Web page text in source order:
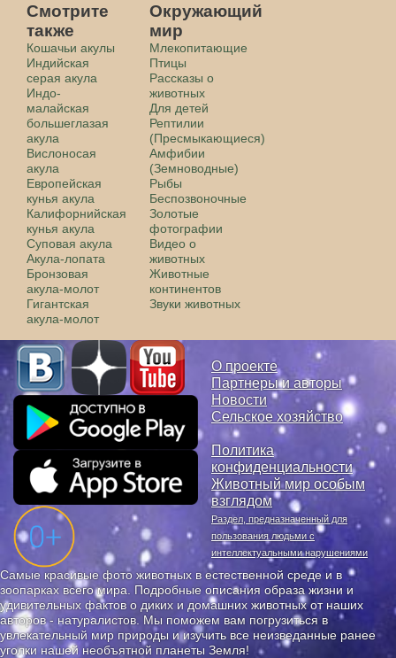
Смотрите
также
Кошачьи акулы
Индийская
серая акула
Индо-
малайская
большеглазая
акула
Вислоносая
акула
Европейская
кунья акула
Калифорнийская
кунья акула
Суповая акула
Акула-лопата
Бронзовая
акула-молот
Гигантская
акула-молот
Окружающий
мир
Млекопитающие
Птицы
Рассказы о
животных
Для детей
Рептилии
(Пресмыкающиеся)
Амфибии
(Земноводные)
Рыбы
Беспозвоночные
Золотые
фотографии
Видео о
животных
Животные
континентов
Звуки животных
О проекте
Партнеры и авторы
Новости
Сельское хозяйство
Политика
конфиденциальности
Животный мир особым
взглядом
Раздел, предназначенный для
пользования людьми с
интеллектуальными нарушениями
Самые красивые фото животных в естественной среде и в
зоопарках всего мира. Подробные описания образа жизни и
удивительных фактов о диких и домашних животных от наших
авторов - натуралистов. Мы поможем вам погрузиться в
увлекательный мир природы и изучить все неизведанные ранее
уголки нашей необъятной планеты Земля!